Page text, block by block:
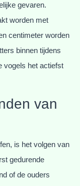
gevaren.
worden met
centimeter worden
binnen tijdens
vogels het actiefst
van
is het volgen van
gedurende
of de ouders